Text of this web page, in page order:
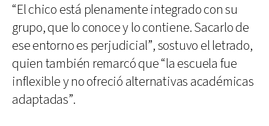
“El chico está plenamente integrado con su
grupo, que lo conoce y lo contiene. Sacarlo de
ese entorno es perjudicial”, sostuvo el letrado,
quien también remarcó que “la escuela fue
inflexible y no ofreció alternativas académicas
adaptadas”.